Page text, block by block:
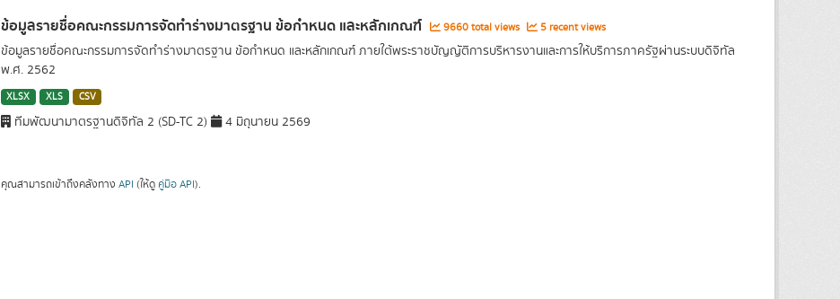
ข้อมูลรายชื่อคณะกรรมการจัดทำร่างมาตรฐาน ข้อกำหนด และหลักเกณฑ์ 9660 total views 5 recent views
ข้อมูลรายชื่อคณะกรรมการจัดทำร่างมาตรฐาน ข้อกำหนด และหลักเกณฑ์ ภายใต้พระราชบัญญัติการบริหารงานและการให้บริการภาครัฐผ่านระบบดิจิทัล
พ.ศ. 2562
XLSX XLS CSV
ทีมพัฒนามาตรฐานดิจิทัล 2 (SD-TC 2) 4 มิถุนายน 2569
คุณสามารถเข้าถึงคลังทาง API (ให้ดู คู่มือ API).